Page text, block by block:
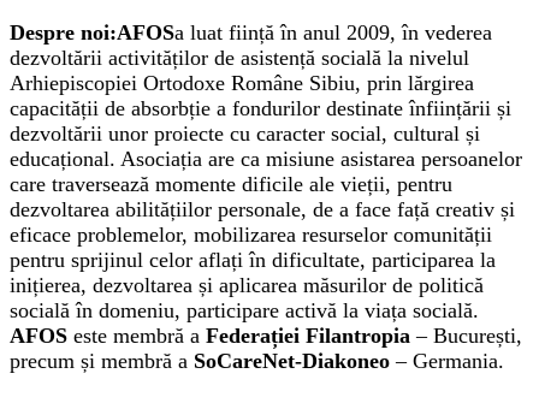
Despre noi:AFOSa luat ființă în anul 2009, în vederea
dezvoltării activităților de asistență socială la nivelul
Arhiepiscopiei Ortodoxe Române Sibiu, prin lărgirea
capacității de absorbție a fondurilor destinate înființării și
dezvoltării unor proiecte cu caracter social, cultural și
educațional. Asociația are ca misiune asistarea persoanelor
care traversează momente dificile ale vieții, pentru
dezvoltarea abilitățiilor personale, de a face față creativ și
eficace problemelor, mobilizarea resurselor comunității
pentru sprijinul celor aflați în dificultate, participarea la
inițierea, dezvoltarea și aplicarea măsurilor de politică
socială în domeniu, participare activă la viața socială.
AFOS este membră a Federației Filantropia– București,
precum și membră a SoCareNet-Diakoneo – Germania.